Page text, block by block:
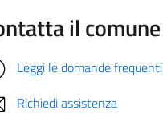
il comune
Leggi le domande frequenti
Richiedi assistenza